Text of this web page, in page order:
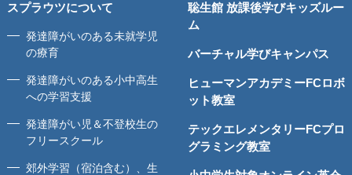
スプラウツについて
発達障がいのある未就学児
の療育
発達障がいのある小中高生
への学習支援
発達障がい児＆不登校生の
フリースクール
郊外学習（宿泊含む）、生
聡生館 放課後学びキッズルー
ム
バーチャル学びキャンパス
ヒューマンアカデミーFCロボ
ット教室
テックエレメンタリーFCプロ
グラミング教室